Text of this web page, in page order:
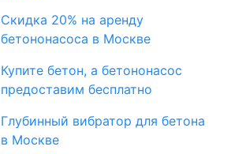
Скидка 20% на аренду
бетононасоса в Москве
Купите бетон, а бетононасос
предоставим бесплатно
Глубинный вибратор для бетона
в Москве